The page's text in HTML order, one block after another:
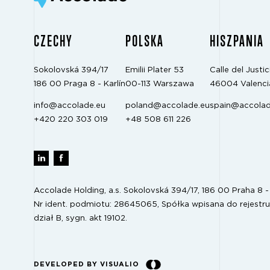
CZECHY
Sokolovská 394/17
186 00 Praga 8 - Karlín
info@accolade.eu
+420 220 303 019
POLSKA
Emilii Plater 53
00-113 Warszawa
poland@accolade.eu
+48 508 611 226
HISZPANIA
Calle del
46004
Accolade Holding, a.s. Sokolovská 394/17, 186 00 Praha 8 -
Nr ident. podmiotu: 28645065, Spółka wpisana do
dział B, sygn. akt 19102.
DEVELOPED BY VISUALIO